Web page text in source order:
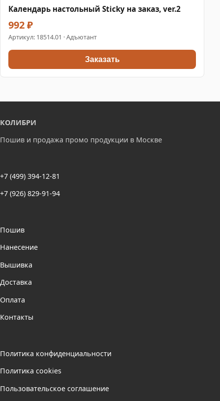
Календарь настольный Sticky на заказ, ver.2
992 ₽
Артикул: 18514.01 · Адъютант
Заказать
КОЛИБРИ
Пошив и продажа промо продукции в Москве
+7 (499) 394-12-81
+7 (926) 829-91-94
Пошив
Нанесение
Вышивка
Доставка
Оплата
Контакты
Политика конфиденциальности
Политика cookies
Пользовательское соглашение